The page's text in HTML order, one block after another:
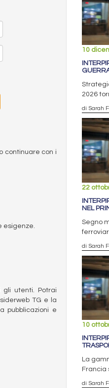
continuare con i
esigenze.
utenti. Potrai
TG e la
pubblicazioni e
10
2026
di Sarah
22
NEL
Segno
di Sarah
10
La
Francia
di Sarah